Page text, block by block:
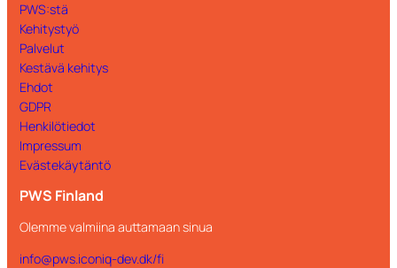
PWS:stä
Kehitystyö
Palvelut
Kestävä kehitys
Ehdot
GDPR
Henkilötiedot
Impressum
Evästekäytäntö
PWS Finland
Olemme valmiina auttamaan sinua
info@pws.iconiq-dev.dk/fi